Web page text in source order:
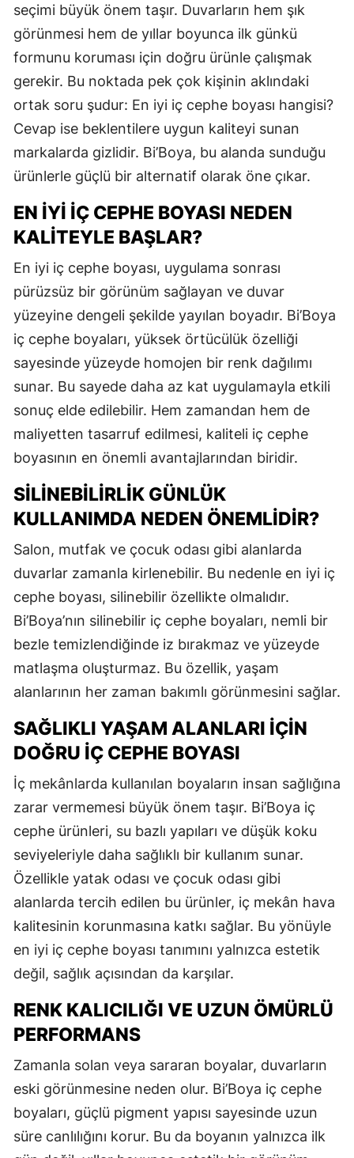
seçimi büyük önem taşır. Duvarların hem şık
görünmesi hem de yıllar boyunca ilk günkü
formunu koruması için doğru ürünle çalışmak
gerekir. Bu noktada pek çok kişinin aklındaki
ortak soru şudur: En iyi iç cephe boyası hangisi?
Cevap ise beklentilere uygun kaliteyi sunan
markalarda gizlidir. Bi’Boya, bu alanda sunduğu
ürünlerle güçlü bir alternatif olarak öne çıkar.
EN İYI İÇ CEPHE BOYASI NEDEN
KALITEYLE BAŞLAR?
En iyi iç cephe boyası, uygulama sonrası
pürüzsüz bir görünüm sağlayan ve duvar
yüzeyine dengeli şekilde yayılan boyadır. Bi’Boya
iç cephe boyaları, yüksek örtücülük özelliği
sayesinde yüzeyde homojen bir renk dağılımı
sunar. Bu sayede daha az kat uygulamayla etkili
sonuç elde edilebilir. Hem zamandan hem de
maliyetten tasarruf edilmesi, kaliteli iç cephe
boyasının en önemli avantajlarından biridir.
SILINEBILIRLIK GÜNLÜK
KULLANIMDA NEDEN ÖNEMLIDIR?
Salon, mutfak ve çocuk odası gibi alanlarda
duvarlar zamanla kirlenebilir. Bu nedenle en iyi iç
cephe boyası, silinebilir özellikte olmalıdır.
Bi’Boya’nın silinebilir iç cephe boyaları, nemli bir
bezle temizlendiğinde iz bırakmaz ve yüzeyde
matlaşma oluşturmaz. Bu özellik, yaşam
alanlarının her zaman bakımlı görünmesini sağlar.
SAĞLIKLI YAŞAM ALANLARI İÇIN
DOĞRU İÇ CEPHE BOYASI
İç mekânlarda kullanılan boyaların insan sağlığına
zarar vermemesi büyük önem taşır. Bi’Boya iç
cephe ürünleri, su bazlı yapıları ve düşük koku
seviyeleriyle daha sağlıklı bir kullanım sunar.
Özellikle yatak odası ve çocuk odası gibi
alanlarda tercih edilen bu ürünler, iç mekân hava
kalitesinin korunmasına katkı sağlar. Bu yönüyle
en iyi iç cephe boyası tanımını yalnızca estetik
değil, sağlık açısından da karşılar.
RENK KALICILIĞI VE UZUN ÖMÜRLÜ
PERFORMANS
Zamanla solan veya sararan boyalar, duvarların
eski görünmesine neden olur. Bi’Boya iç cephe
boyaları, güçlü pigment yapısı sayesinde uzun
süre canlılığını korur. Bu da boyanın yalnızca ilk